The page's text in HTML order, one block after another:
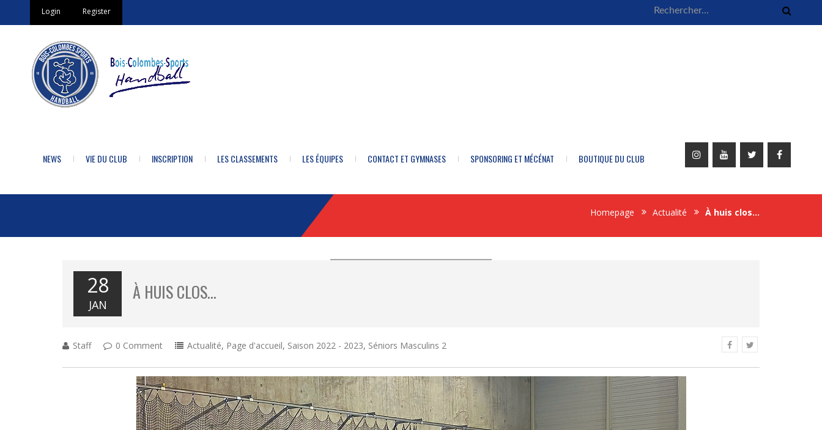
Login Register
NEWS VIE DU CLUB INSCRIPTION LES CLASSEMENTS LES ÉQUIPES CONTACT ET GYMNASES SPONSORING ET MÉCÉNAT BOUTIQUE DU CLUB
Homepage Actualité À huis clos…
28
JAN
À HUIS CLOS…
Staff 0 Comment Actualité, Page d'accueil, Saison 2022 - 2023, Séniors Masculins 2